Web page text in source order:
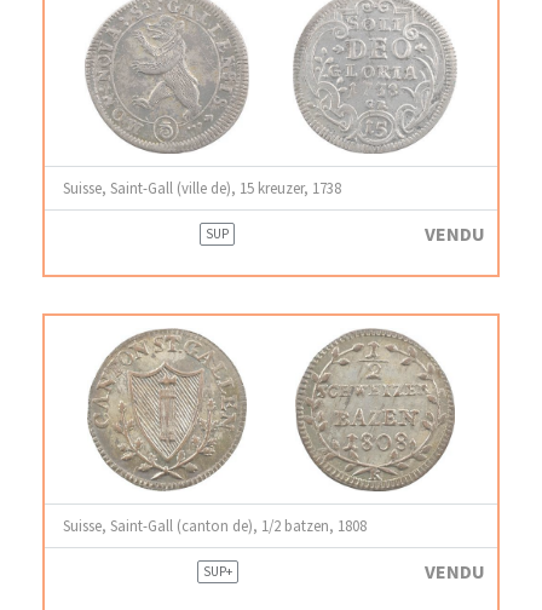
Suisse, Saint-Gall (ville de), 15 kreuzer, 1738
SUP VENDU
Suisse, Saint-Gall (canton de), 1/2 batzen, 1808
SUP+ VENDU